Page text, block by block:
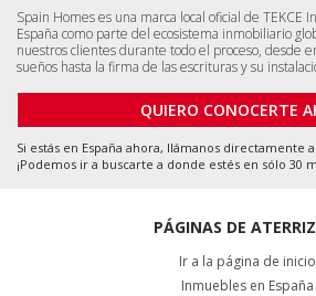
Spain Homes es una marca local oficial de TEKCE
España como parte del ecosistema inmobiliario
nuestros clientes durante todo el proceso, desde
sueños hasta la firma de las escrituras y su
QUIERO CONOCERTE
Si estás en España ahora, llámanos directamente al
¡Podemos ir a buscarte a donde estés en sólo 30
PÁGINAS DE
Ir a la página de inicio
Inmuebles en España